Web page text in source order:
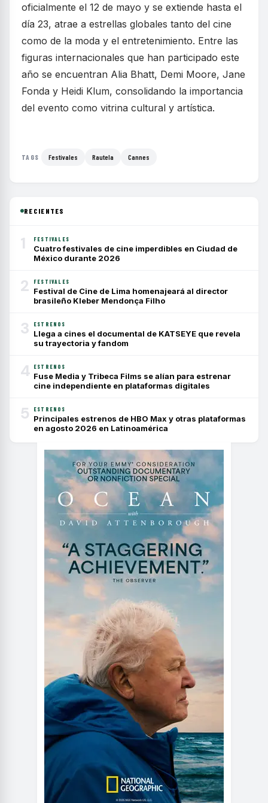
oficialmente el 12 de mayo y se extiende hasta el
día 23, atrae a estrellas globales tanto del cine
como de la moda y el entretenimiento. Entre las
figuras internacionales que han participado este
año se encuentran Alia Bhatt, Demi Moore, Jane
Fonda y Heidi Klum, consolidando la importancia
del evento como vitrina cultural y artística.
TAGS Festivales Rautela Cannes
RECIENTES
1 FESTIVALES
Cuatro festivales de cine imperdibles en Ciudad de
México durante 2026
2 FESTIVALES
Festival de Cine de Lima homenajeará al director
brasileño Kleber Mendonça Filho
3 ESTRENOS
Llega a cines el documental de KATSEYE que revela
su trayectoria y fandom
4 ESTRENOS
Fuse Media y Tribeca Films se alían para estrenar
cine independiente en plataformas digitales
5 ESTRENOS
Principales estrenos de HBO Max y otras plataformas
en agosto 2026 en Latinoamérica